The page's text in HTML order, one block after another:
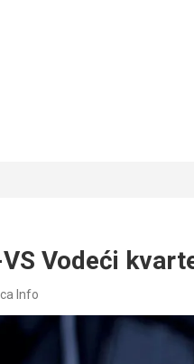
Vodeći
Info